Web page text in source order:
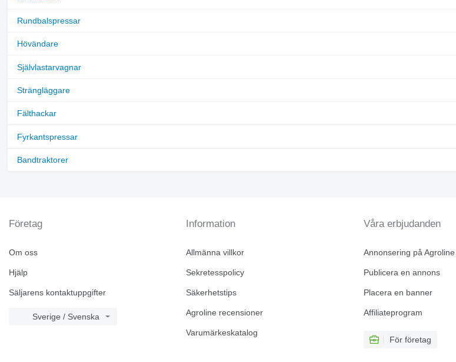
Rundbalspressar
Hövändare
Självlastarvagnar
Strängläggare
Fälthackar
Fyrkantspressar
Bandtraktorer
Företag
Om oss
Hjälp
Säljarens kontaktuppgifter
Sverige / Svenska
Information
Allmänna villkor
Sekretesspolicy
Säkerhetstips
Agroline recensioner
Varumärkeskatalog
Våra erbjudanden
Annonsering på Agroline
Publicera en annons
Placera en banner
Affiliateprogram
För företag